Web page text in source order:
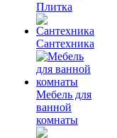
Плитка
Сантехника
Мебель для
ванной
комнаты